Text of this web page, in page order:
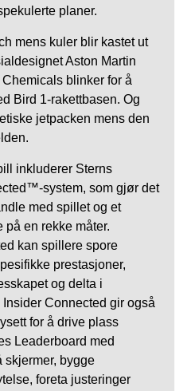
planer.
mens kuler blir kastet ut
Aston Martin
blinker for å
Bird 1-rakettbasen. Og
jetpacken mens den
inkluderer Sterns
system, som gjør det
med spillet og et
en rekke måter.
kan spillere spore
prestasjoner,
og delta i
Connected gir også
for å drive plass
Leaderboard med
skjermer, bygge
foreta justeringer